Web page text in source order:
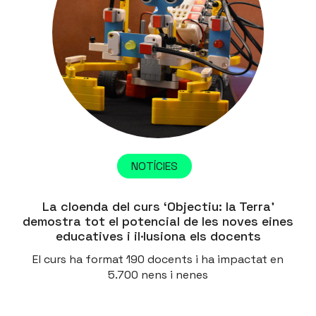
NOTÍCIES
La cloenda del curs ‘Objectiu: la Terra’
demostra tot el potencial de les noves eines
educatives i il·lusiona els docents
El curs ha format 190 docents i ha impactat en
5.700 nens i nenes